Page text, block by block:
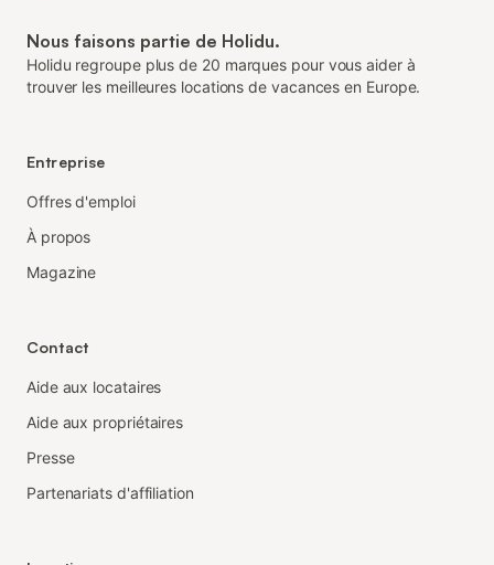
Nous faisons partie de Holidu.
Holidu regroupe plus de 20 marques pour vous aider à
trouver les meilleures locations de vacances en Europe.
Entreprise
Offres d'emploi
À propos
Magazine
Contact
Aide aux locataires
Aide aux propriétaires
Presse
Partenariats d'affiliation